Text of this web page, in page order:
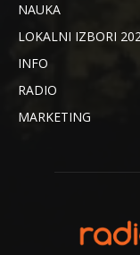
NAUKA
LOKALNI IZBORI
INFO
RADIO
MARKETING